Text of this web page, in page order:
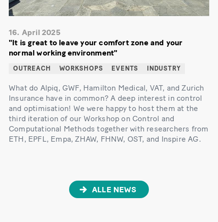
16. April 2025
"It is great to leave your comfort zone and your
normal working environment"
OUTREACH WORKSHOPS EVENTS INDUSTRY
What do Alpiq, GWF, Hamilton Medical, VAT, and Zurich
Insurance have in common? A deep interest in control
and optimisation! We were happy to host them at the
third iteration of our Workshop on Control and
Computational Methods together with researchers from
ETH, EPFL, Empa, ZHAW, FHNW, OST, and Inspire AG.
ALLE NEWS